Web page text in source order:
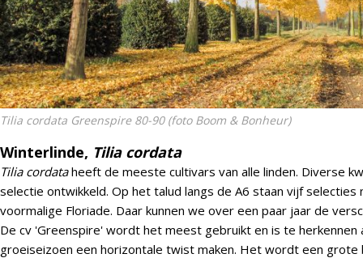
Tilia cordata Greenspire80-90 (foto Boom & Bonheur)
Winterlinde, Tilia cordata
Tilia cordataheeft de meeste cultivars van alle linden. Diverse
selectie ontwikkeld. Op het talud langs de A6 staan vijf selecties
voormalige Floriade. Daar kunnen we over een paar jaar de
De cv 'Greenspire' wordt het meest gebruikt en is te herkennen
groeiseizoen een horizontale twist maken. Het wordt een grote